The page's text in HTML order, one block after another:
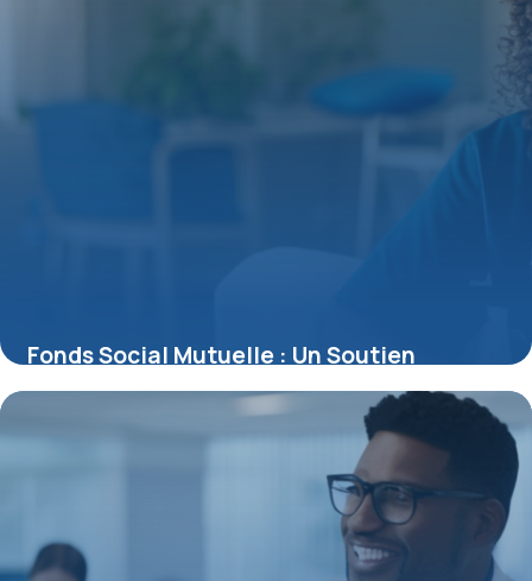
Fonds Social Mutuelle : Un Soutien
Méconnu en Cas de Difficultés de Santé